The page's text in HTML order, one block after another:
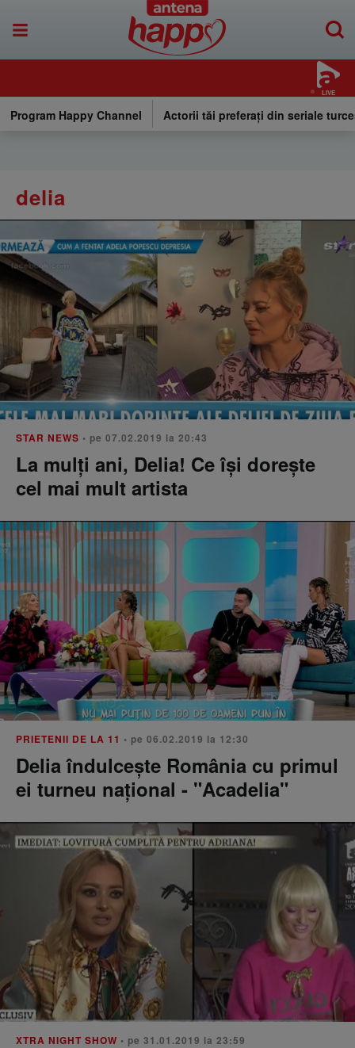
LIVE
Program Happy Channel Actorii tăi preferați din seriale
delia
STAR NEWS • pe 07.02.2019 la 20:43
La mulți ani, Delia! Ce îşi doreşte
cel mai mult artista
PRIETENII DE LA 11 • pe 06.02.2019 la 12:30
Delia îndulcește România cu primul
ei turneu național - "Acadelia"
XTRA NIGHT SHOW • pe 31.01.2019 la 23:59